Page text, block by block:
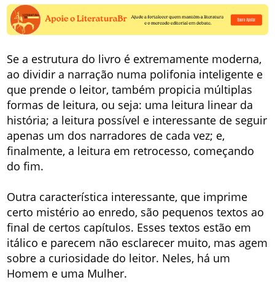
Se a estrutura do livro é extremamente moderna,
ao dividir a narração numa polifonia inteligente e
que prende o leitor, também propicia múltiplas
formas de leitura, ou seja: uma leitura linear da
história; a leitura possível e interessante de seguir
apenas um dos narradores de cada vez; e,
finalmente, a leitura em retrocesso, começando
do fim.
Outra característica interessante, que imprime
certo mistério ao enredo, são pequenos textos ao
final de certos capítulos. Esses textos estão em
itálico e parecem não esclarecer muito, mas agem
sobre a curiosidade do leitor. Neles, há um
Homem e uma Mulher.